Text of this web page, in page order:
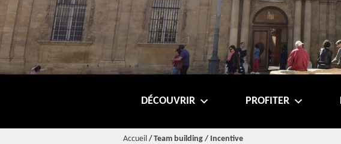
DÉCOUVRIR PROFITER
Accueil / Team building / Incentive